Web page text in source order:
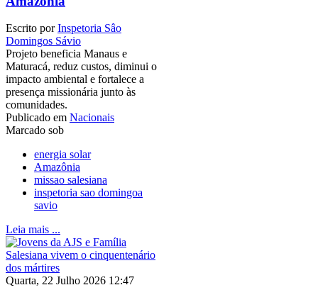
Escrito porInspetoria Sâo
Domingos Sávio
Projeto beneficia Manaus e
Maturacá, reduz custos, diminui o
impacto ambiental e fortalece a
presença missionária junto às
comunidades.
Publicado em Nacionais
Marcado sob
energia solar
Amazônia
missao salesiana
inspetoria sao domingoa
savio
Leia mais ...
Quarta, 22 Julho 2026 12:47